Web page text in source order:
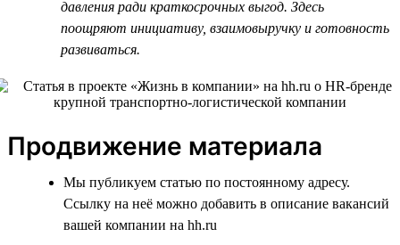
давления ради краткосрочных выгод. Здесь
поощряют инициативу, взаимовыручку и готовность
развиваться.
Продвижение материала
Мы публикуем статью по постоянному адресу.
Ссылку на неё можно добавить в описание вакансий
вашей компании на hh.ru